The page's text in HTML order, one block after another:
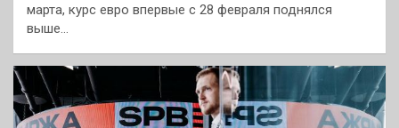
марта, курс евро впервые с 28 февраля поднялся
выше…